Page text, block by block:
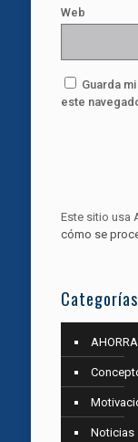
Web
Guarda
este
Este sitio usa
cómo se
Categorías
Noticias